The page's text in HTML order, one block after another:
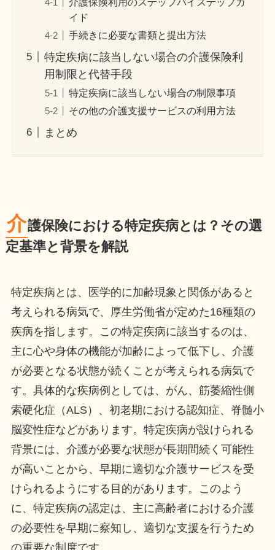
イド
手続きに必要な書類と提出方法
特定疾病に該当しない場合の介護保険利
用制限と代替手段
特定疾病に該当しない場合の制限事項
その他の介護支援サービスの利用方法
まとめ
介護保険における特定疾病とは？その選
定基準と背景を解説
特定疾病とは、医学的に加齢現象と関係があると
考えられる病気で、厚生労働省が定めた16種類の
疾病を指します。この特定疾病に該当するのは、
主に心や身体の機能が加齢によって低下し、介護
が必要となる状態が続くことが考えられる病気で
す。具体的な疾病例としては、がん、筋萎縮性側
索硬化症（ALS）、初老期における認知症、脊髄小
脳変性症などがあります。特定疾病が設けられる
背景には、介護が必要な状態が長期間続く可能性
が高いことから、早期に適切な介護サービスを受
けられるようにする目的があります。このよう
に、特定疾病の認定は、主に高齢者における介護
の必要性を早期に察知し、適切な支援を行うため